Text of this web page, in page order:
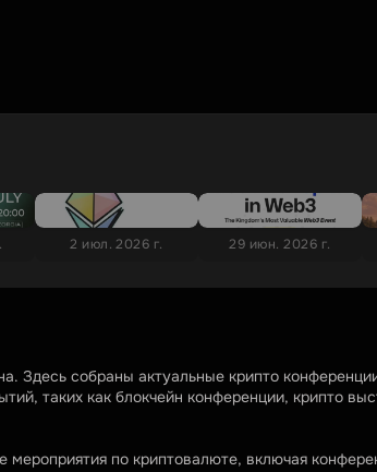
2 июл. 2026 г. 29 июн. 2026 г.
Здесь собраны актуальные крипто
таких как блокчейн конференции, крипто
по криптовалюте, включая